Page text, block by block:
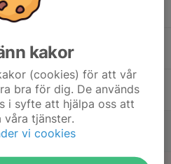
kakor
(cookies) för att vår
bra för dig. De används
i syfte att hjälpa oss att
tjänster.
vi cookies